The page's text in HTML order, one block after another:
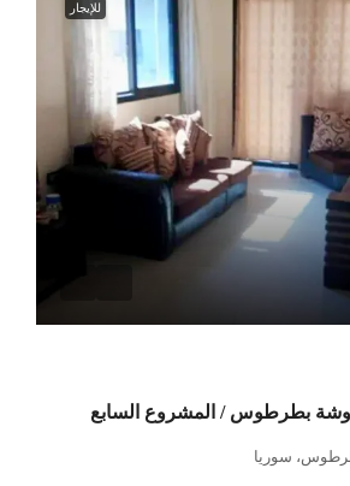
للإيجار
بطرطوس / المشروع السابع
سوريا